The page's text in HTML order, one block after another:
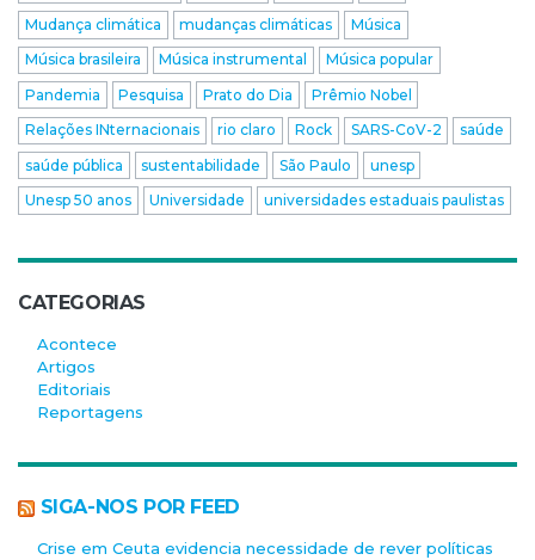
Mudança climática
mudanças climáticas
Música
Música brasileira
Música instrumental
Música popular
Pandemia
Pesquisa Prato do Dia
Prêmio Nobel
Relações INternacionais
rio claro Rock SARS-CoV-2
saúde
saúde pública
sustentabilidade São Paulo
unesp
Unesp 50 anos
Universidade universidades estaduais paulistas
CATEGORIAS
Acontece
Artigos
Editoriais
Reportagens
SIGA-NOS POR FEED
Crise em Ceuta evidencia necessidade de rever políticas